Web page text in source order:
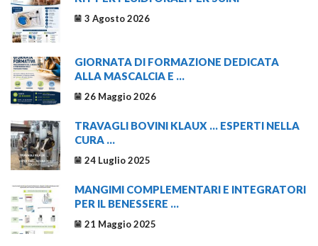
3 Agosto 2026
GIORNATA DI FORMAZIONE DEDICATA
ALLA MASCALCIA E ...
26 Maggio 2026
TRAVAGLI BOVINI KLAUX … ESPERTI NELLA
CURA ...
24 Luglio 2025
MANGIMI COMPLEMENTARI E INTEGRATORI
PER IL BENESSERE ...
21 Maggio 2025